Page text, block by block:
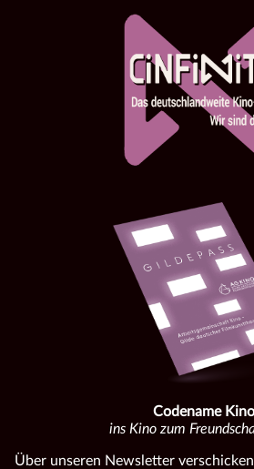
Codename Kino
ins Kino zum
Über unseren Newsletter